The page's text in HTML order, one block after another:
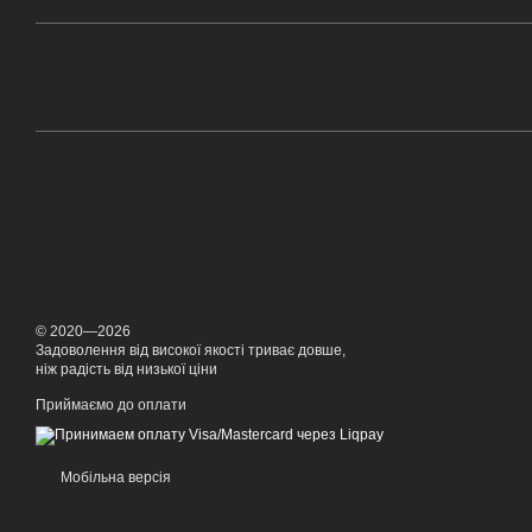
© 2020—2026
Задоволення від високої якості триває довше,
ніж радість від низької ціни
Приймаємо до оплати
Мобільна версія